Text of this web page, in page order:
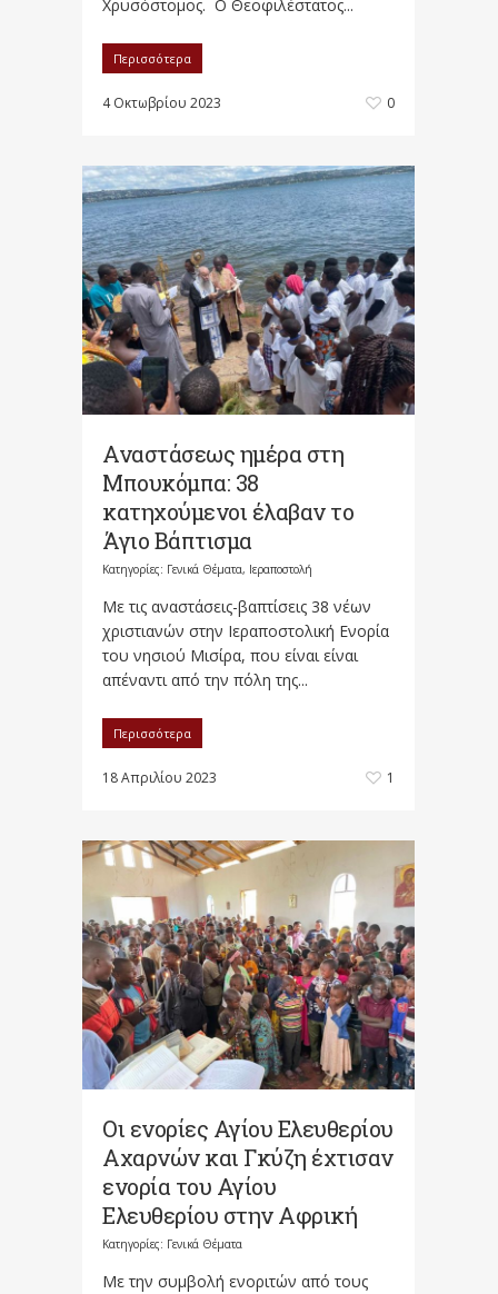
Χρυσόστομος. Ο Θεοφιλέστατος...
Περισσότερα
4 Οκτωβρίου 2023 0
Αναστάσεως ημέρα στη
Μπουκόμπα: 38
κατηχούμενοι έλαβαν το
Άγιο Βάπτισμα
Κατηγορίες: Γενικά Θέματα, Ιεραποστολή
Με τις αναστάσεις-βαπτίσεις 38 νέων
χριστιανών στην Ιεραποστολική Ενορία
του νησιού Μισίρα, που είναι είναι
απέναντι από την πόλη της...
Περισσότερα
18 Απριλίου 2023 1
Οι ενορίες Αγίου Ελευθερίου
Αχαρνών και Γκύζη έχτισαν
ενορία του Αγίου
Ελευθερίου στην Αφρική
Κατηγορίες: Γενικά Θέματα
Με την συμβολή ενοριτών από τους